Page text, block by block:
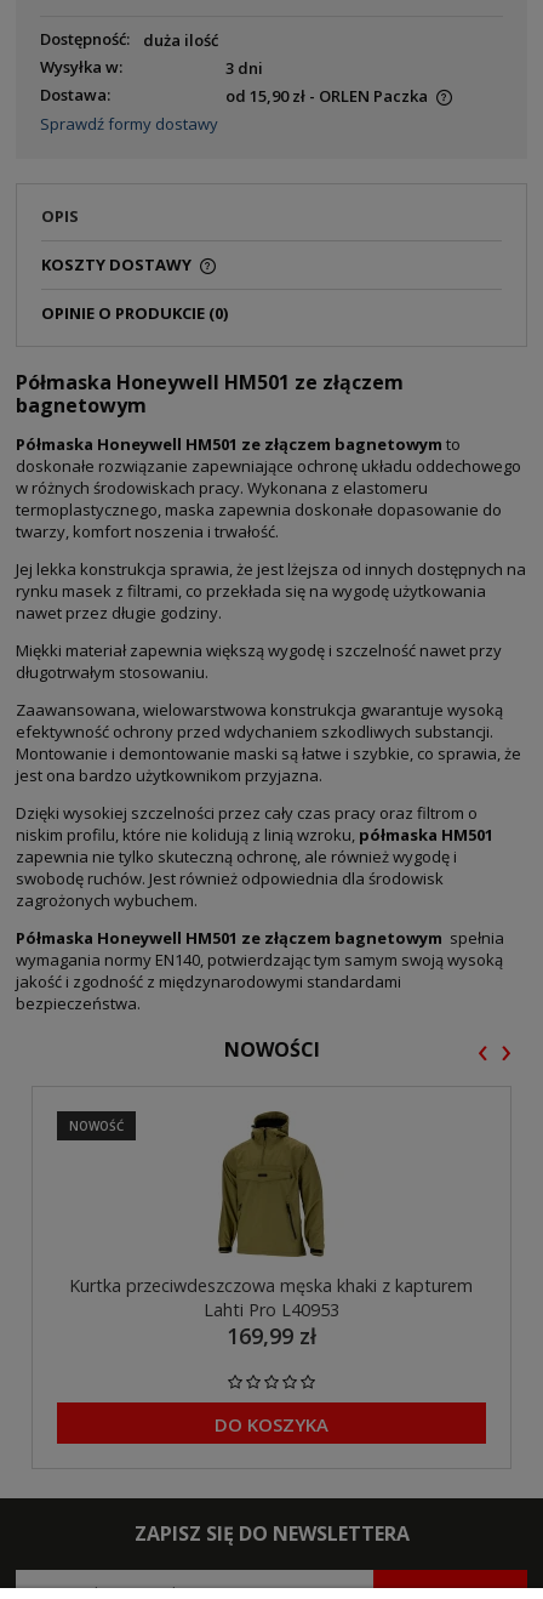
Dostępność:
duża ilość
Wysyłka w:
3 dni
Dostawa:
od 15,90 zł - ORLEN Paczka
Sprawdź formy dostawy
OPIS
KOSZTY DOSTAWY
OPINIE O PRODUKCIE (0)
Półmaska Honeywell HM501 ze złączem
bagnetowym
Półmaska Honeywell HM501 ze złączem bagnetowym to
doskonałe rozwiązanie zapewniające ochronę układu oddechowego
w różnych środowiskach pracy. Wykonana z elastomeru
termoplastycznego, maska zapewnia doskonałe dopasowanie do
twarzy, komfort noszenia i trwałość.
Jej lekka konstrukcja sprawia, że jest lżejsza od innych dostępnych na
rynku masek z filtrami, co przekłada się na wygodę użytkowania
nawet przez długie godziny.
Miękki materiał zapewnia większą wygodę i szczelność nawet przy
długotrwałym stosowaniu.
Zaawansowana, wielowarstwowa konstrukcja gwarantuje wysoką
efektywność ochrony przed wdychaniem szkodliwych substancji.
Montowanie i demontowanie maski są łatwe i szybkie, co sprawia, że
jest ona bardzo użytkownikom przyjazna.
Dzięki wysokiej szczelności przez cały czas pracy oraz filtrom o
niskim profilu, które nie kolidują z linią wzroku, półmaska HM501
zapewnia nie tylko skuteczną ochronę, ale również wygodę i
swobodę ruchów. Jest również odpowiednia dla środowisk
zagrożonych wybuchem.
Półmaska Honeywell HM501 ze złączem bagnetowym spełnia
wymagania normy EN140, potwierdzając tym samym swoją wysoką
jakość i zgodność z międzynarodowymi standardami
bezpieczeństwa.
NOWOŚCI
Kurtka przeciwdeszczowa męska khaki z kapturem
Lahti Pro L40953
169,99 zł
DO KOSZYKA
NOWOŚĆ
‹ ›
ZAPISZ SIĘ DO NEWSLETTERA
ZAPISZ SIĘ